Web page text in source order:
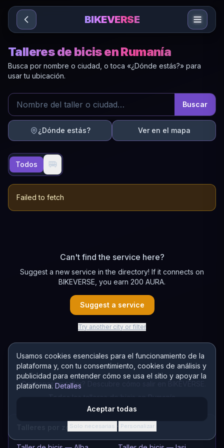
Sari la conținut
Usamos cookies esenciales para el funcionamiento de la
plataforma y, con tu consentimiento, cookies de análisis y
publicidad para entender cómo se usa el sitio y apoyar la
plataforma. Detalles
Aceptar todas
Solo necesarias · Personalizar
BIKEVERSE
Talleres de bicis en Rumanía
Busca por nombre o ciudad, o toca «¿Dónde estás?» para
usar tu ubicación.
Buscar
¿Dónde estás? Ver en el mapa
Todos 🚐
Failed to fetch
Can't find the service here?
Suggest a new service in the directory! If it connects on
BIKEVERSE, you earn 200 AURA.
Suggest a service
Try another city or filter
¿Gestionas un taller? Descubre cómo salir en BIKEVERSE.
Todos los talleres de bicis en Rumanía
Talleres por zona